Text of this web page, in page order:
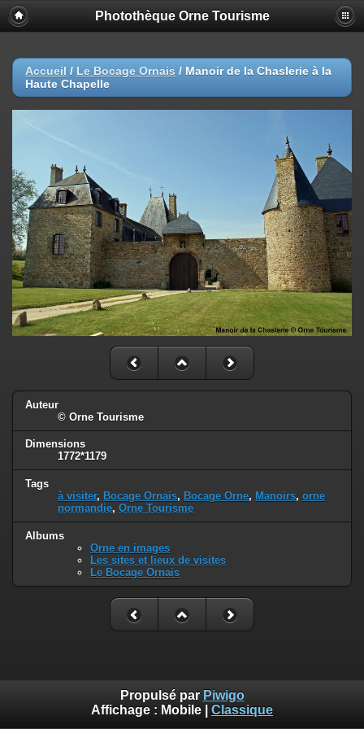
Photothèque Orne Tourisme
Accueil / Le Bocage Ornais / Manoir de la Chaslerie à la
Haute Chapelle
Auteur
© Orne Tourisme
Dimensions
1772*1179
Tags
à visiter, Bocage Ornais, Bocage Orne, Manoirs, orne
normandie, Orne Tourisme
Albums
Orne en images
Les sites et lieux de visites
Le Bocage Ornais
Propulsé par Piwigo
Affichage : Mobile Classique